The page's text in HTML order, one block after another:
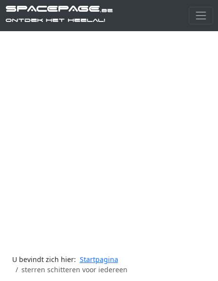
SPACEPAGE.be
Ontdek het heelal!
U bevindt zich hier: Startpagina
sterren schitteren voor iedereen